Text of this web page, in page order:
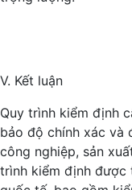
V. Kết luận
Quy trình kiểm định
bảo độ chính xác và
công nghiệp, sản
trình kiểm định được